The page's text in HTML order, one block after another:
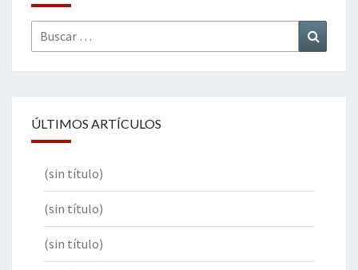
Buscar
por:
ÚLTIMOS ARTÍCULOS
(sin título)
(sin título)
(sin título)